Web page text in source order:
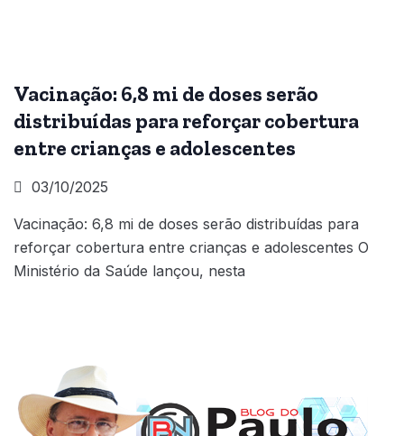
Vacinação: 6,8 mi de doses serão
distribuídas para reforçar cobertura
entre crianças e adolescentes
03/10/2025
Vacinação: 6,8 mi de doses serão distribuídas para
reforçar cobertura entre crianças e adolescentes O
Ministério da Saúde lançou, nesta